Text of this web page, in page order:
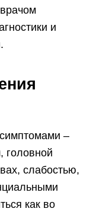
и
–
головной
слабостью,
как во